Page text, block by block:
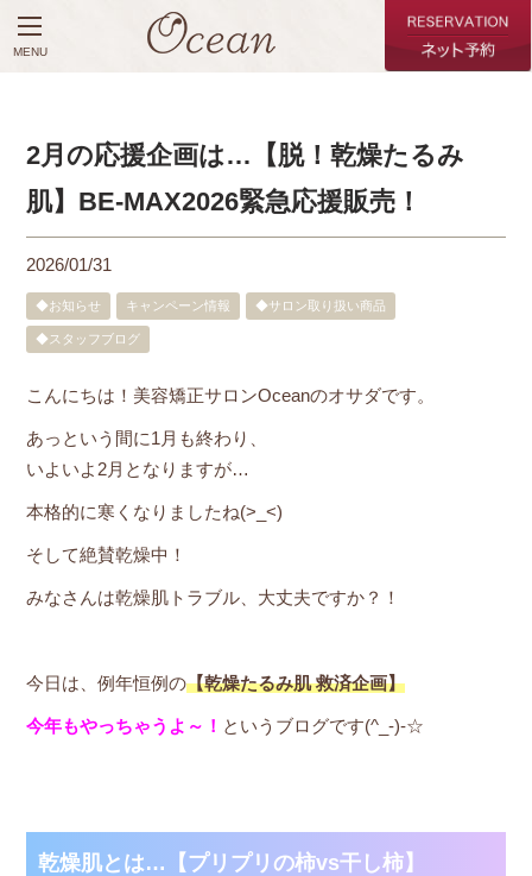
MENU
2月の応援企画は…【脱！乾燥たるみ
肌】BE-MAX2026緊急応援販売！
2026/01/31
◆お知らせ キャンペーン情報 ◆サロン取り扱い商品
◆スタッフブログ
こんにちは！美容矯正サロンOceanのオサダです。
あっという間に1月も終わり、
いよいよ2月となりますが…
本格的に寒くなりましたね(>_<)
そして絶賛乾燥中！
みなさんは乾燥肌トラブル、大丈夫ですか？！
今日は、例年恒例の【乾燥たるみ肌 救済企画】
今年もやっちゃうよ～！ というブログです(^_-)-☆
乾燥肌とは…【プリプリの柿vs干し柿】